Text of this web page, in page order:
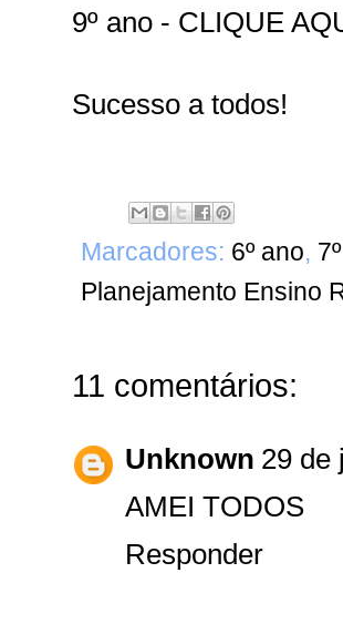
9º ano - CLIQUE
Sucesso a todos!
Marcadores: 6º ano,
Planejamento Ensino
11 comentários:
Unknown 29 de
AMEI TODOS
Responder